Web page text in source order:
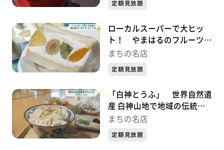
定額見放題
ローカルスーパーで大ヒッ
ト！ やまはるのフルーツサ
ンドはプロの目利きが光る逸
まちの名店
定額見放題
「白神とうふ」 世界自然遺
産 白神山地で地域の伝統食
をアレンジ 『まちの名店』
まちの名店
定額見放題